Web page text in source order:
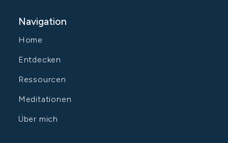
Navigation
Home
Entdecken
Ressourcen
Meditationen
Über mich